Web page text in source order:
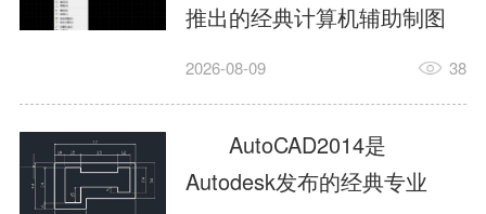
推出的经典计算机辅助制图
工具，主打稳定2D施工图绘
行业工程设计。版本新增图
纸标签页、实景地理地图、
2026-08-09 38
AutoCAD2014是
Autodesk发布的经典专业